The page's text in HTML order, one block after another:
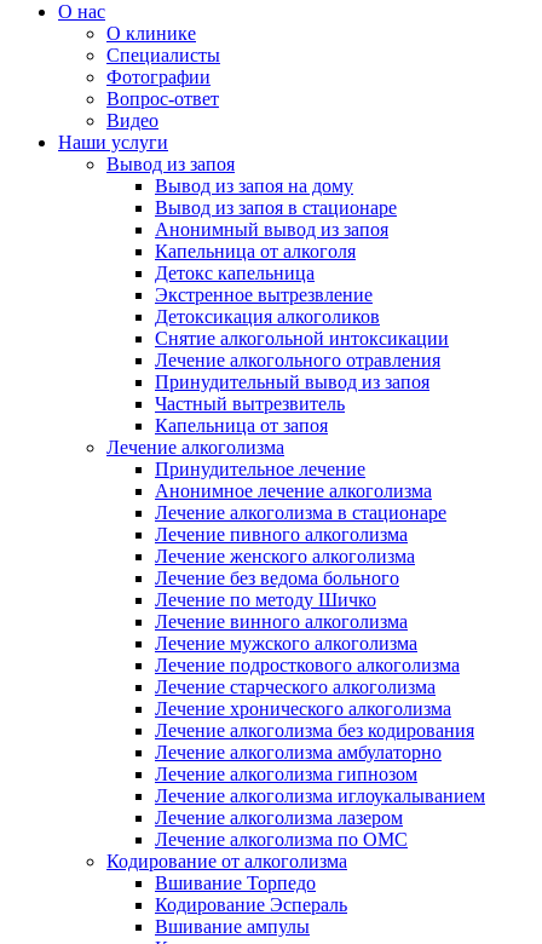
О нас
О клинике
Специалисты
Фотографии
Вопрос-ответ
Видео
Наши услуги
Вывод из запоя
Вывод из запоя на дому
Вывод из запоя в стационаре
Анонимный вывод из запоя
Капельница от алкоголя
Детокс капельница
Экстренное вытрезвление
Детоксикация алкоголиков
Снятие алкогольной интоксикации
Лечение алкогольного отравления
Принудительный вывод из запоя
Частный вытрезвитель
Капельница от запоя
Лечение алкоголизма
Принудительное лечение
Анонимное лечение алкоголизма
Лечение алкоголизма в стационаре
Лечение пивного алкоголизма
Лечение женского алкоголизма
Лечение без ведома больного
Лечение по методу Шичко
Лечение винного алкоголизма
Лечение мужского алкоголизма
Лечение подросткового алкоголизма
Лечение старческого алкоголизма
Лечение хронического алкоголизма
Лечение алкоголизма без кодирования
Лечение алкоголизма амбулаторно
Лечение алкоголизма гипнозом
Лечение алкоголизма иглоукалыванием
Лечение алкоголизма лазером
Лечение алкоголизма по ОМС
Кодирование от алкоголизма
Вшивание Торпедо
Кодирование Эспераль
Вшивание ампулы